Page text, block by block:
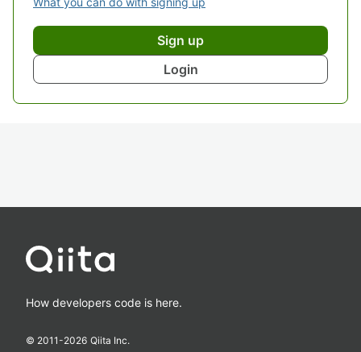
Sign up
Login
How developers code is here.
© 2011-2026 Qiita Inc.